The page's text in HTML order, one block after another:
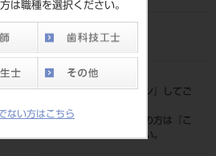
は職種を選択ください。
ない方はこちら
4987741006286
標準価格
価格の確認は『ログイン
』してご
ネット会員登録がまだの方は『
こ
ちら』より登録ください。